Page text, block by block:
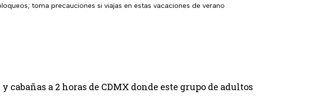
toma precauciones si viajas en estas vacaciones de verano
a 2 horas de CDMX donde este grupo de adultos